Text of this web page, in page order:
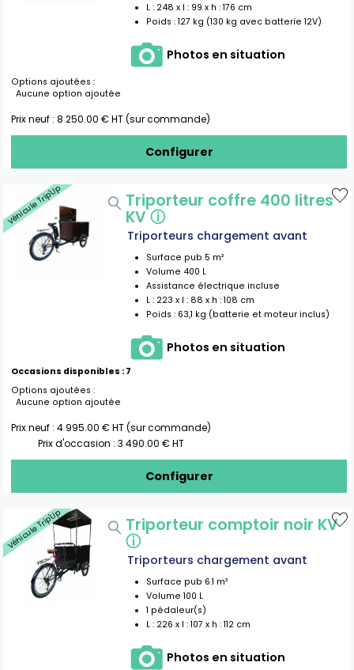
L : 248 x l : 99 x h :176 cm
Poids :127 kg (130 kg avec batterie 12V)
Photos en situation
Options ajoutées :
Aucune option ajoutée
Prix neuf :8 250.00 € HT (sur commande)
Configurer
Véhicule Trip'Up Triporteur coffre 400 litres
KVⓘ
Triporteurs chargement avant
Surface pub 5 m²
Volume 400 L
Assistance électrique incluse
L : 223 x l : 88 x h :108 cm
Poids : 63,1 kg (batterie et moteur inclus)
Photos en situation
Occasions disponibles : 7
Options ajoutées :
Aucune option ajoutée
Prix neuf :4 995.00 € HT (sur commande)
Prix d'occasion :3 490.00 € HT
Configurer
Véhicule Trip'Up Triporteur comptoir noir KV
ⓘ
Triporteurs chargement avant
Surface pub 6.1 m²
Volume100 L
1 pédaleur(s)
L : 226 x l :107 x h :112 cm
Photos en situation